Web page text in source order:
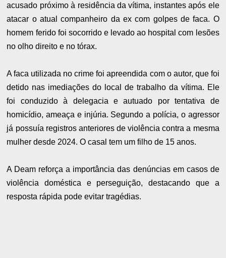
acusado próximo à residência da vítima, instantes após ele
atacar o atual companheiro da ex com golpes de faca. O
homem ferido foi socorrido e levado ao hospital com lesões
no olho direito e no tórax.
A faca utilizada no crime foi apreendida com o autor, que foi
detido nas imediações do local de trabalho da vítima. Ele
foi conduzido à delegacia e autuado por tentativa de
homicídio, ameaça e injúria. Segundo a polícia, o agressor
já possuía registros anteriores de violência contra a mesma
mulher desde 2024. O casal tem um filho de 15 anos.
A Deam reforça a importância das denúncias em casos de
violência doméstica e perseguição, destacando que a
resposta rápida pode evitar tragédias.